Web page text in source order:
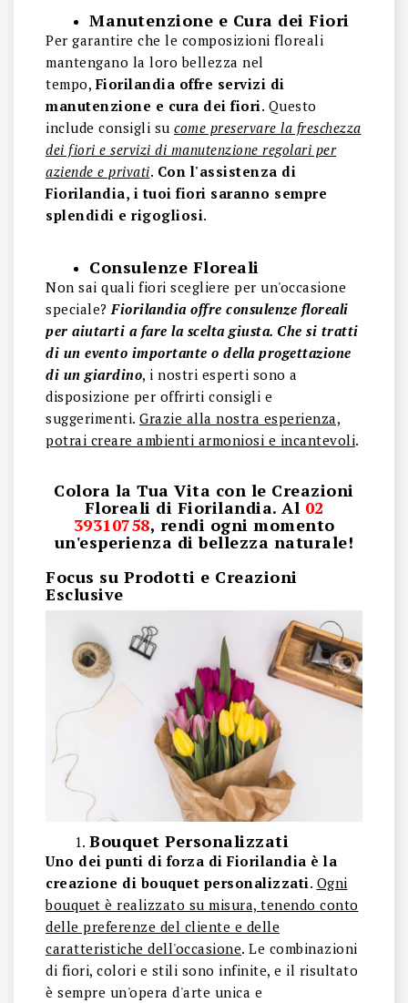
Manutenzione e Cura dei Fiori
Per garantire che le composizioni floreali
mantengano la loro bellezza nel
tempo, Fiorilandia offre servizi di
manutenzione e cura dei fiori. Questo
include consigli su come preservare la freschezza
dei fiori e servizi di manutenzione regolari per
aziende e privati. Con l'assistenza di
Fiorilandia, i tuoi fiori saranno sempre
splendidi e rigogliosi.
Consulenze Floreali
Non sai quali fiori scegliere per un'occasione
speciale? Fiorilandia offre consulenze floreali
per aiutarti a fare la scelta giusta. Che si tratti
di un evento importante o della progettazione
di un giardino, i nostri esperti sono a
disposizione per offrirti consigli e
suggerimenti. Grazie alla nostra esperienza,
potrai creare ambienti armoniosi e incantevoli.
Colora la Tua Vita con le Creazioni
Floreali di Fiorilandia. Al 02
39310758, rendi ogni momento
un'esperienza di bellezza naturale!
Focus su Prodotti e Creazioni
Esclusive
Bouquet Personalizzati
Uno dei punti di forza di Fiorilandia è la
creazione di bouquet personalizzati. Ogni
bouquet è realizzato su misura, tenendo conto
delle preferenze del cliente e delle
caratteristiche dell'occasione. Le combinazioni
di fiori, colori e stili sono infinite, e il risultato
è sempre un'opera d'arte unica e